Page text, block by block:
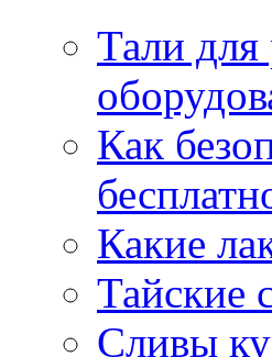
Тали
Как
Какие
Тайские
Сливы